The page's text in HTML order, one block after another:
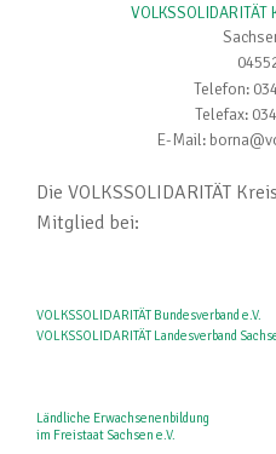
Telefon:
Telefax:
E-Mail:
Die VOLKSSOLIDARITÄT
Mitglied bei:
VOLKSSOLIDARITÄT Bundesverband e.V.
VOLKSSOLIDARITÄT Landesverband
Ländliche Erwachsenenbildung
im Freistaat Sachsen e.V.